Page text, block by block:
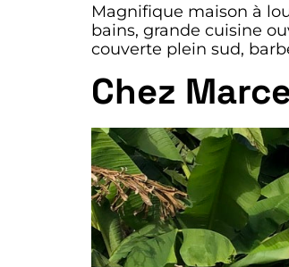
Magnifique maison à
bains, grande cuisine
couverte plein sud,
Chez